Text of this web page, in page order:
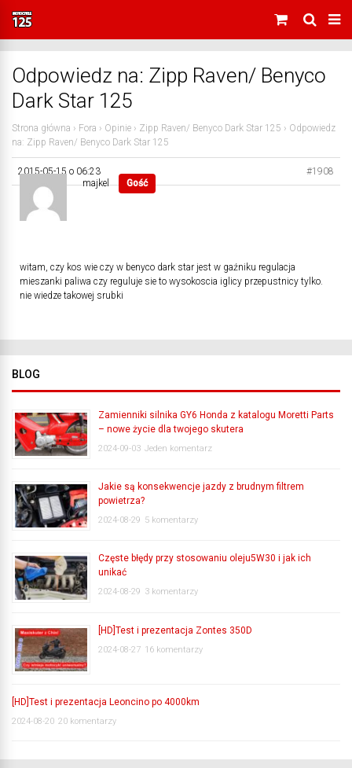
Odpowiedz na: Zipp Raven/ Benyco
Dark Star 125
Strona główna › Fora › Opinie › Zipp Raven/ Benyco Dark Star 125 › Odpowiedz
na: Zipp Raven/ Benyco Dark Star 125
2015-05-15 o 06:23
#1908
majkel
Gość
witam, czy kos wie czy w benyco dark star jest w gaźniku regulacja
mieszanki paliwa czy reguluje sie to wysokoscia iglicy przepustnicy tylko.
nie wiedze takowej srubki
BLOG
Zamienniki silnika GY6 Honda z katalogu Moretti Parts
– nowe życie dla twojego skutera
2024-09-03 Jeden komentarz
Jakie są konsekwencje jazdy z brudnym filtrem
powietrza?
2024-08-29 5 komentarzy
Częste błędy przy stosowaniu oleju5W30 i jak ich
unikać
2024-08-29 3 komentarzy
[HD]Test i prezentacja Zontes 350D
2024-08-27 16 komentarzy
[HD]Test i prezentacja Leoncino po 4000km
2024-08-20 20 komentarzy